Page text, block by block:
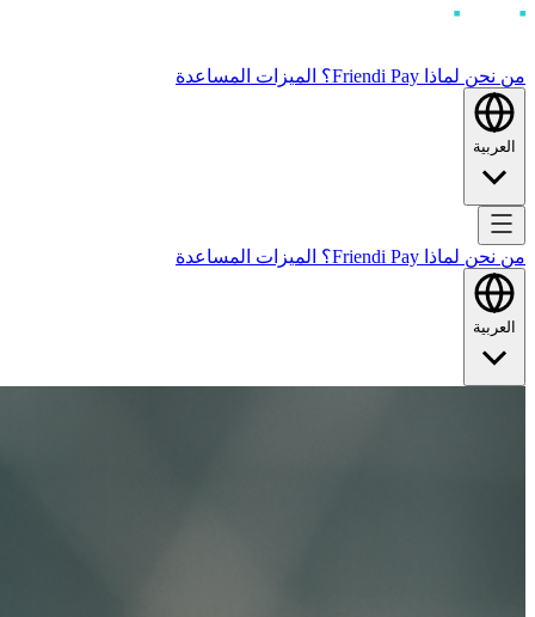
من نحنلماذا Friendi Pay؟ الميزاتالمساعدة
العربية
من نحنلماذا Friendi Pay؟ الميزاتالمساعدة
العربية